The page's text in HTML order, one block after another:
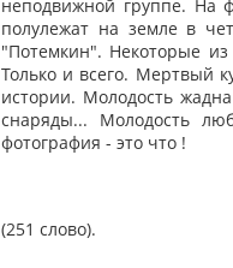
неподвижной группе. На
полулежат на земле в
"Потемкин". Некоторые
Только и всего. Мертвый
истории. Молодость
снаряды... Молодость
фотография - это что !
(251 слово).